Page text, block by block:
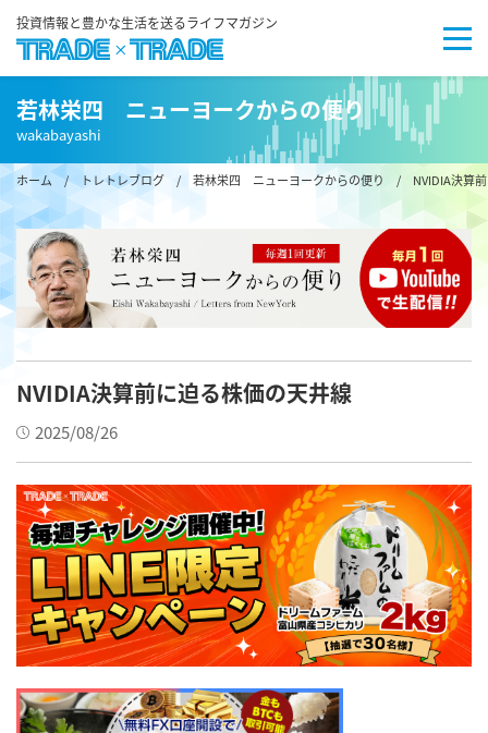
投資情報と豊かな生活を送るライフマガジン
若林栄四 ニューヨークからの便り
wakabayashi
ホーム/ トレトレブログ / 若林栄四 ニューヨークからの便り / NVIDIA決算前
NVIDIA決算前に迫る株価の天井線
2025/08/26